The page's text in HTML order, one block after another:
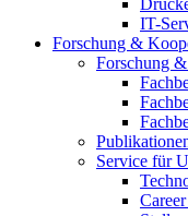
IT-
Forschung &
Forschung
Service für